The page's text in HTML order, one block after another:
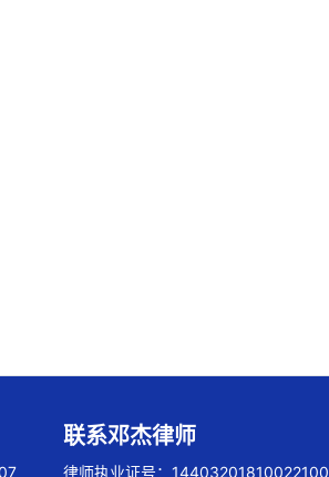
联系邓杰律师
律师执业证号：14403201810022100